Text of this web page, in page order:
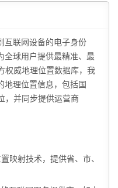
互联网设备的电子身份
全球用户提供最精准、最
权威地理位置数据库，我
地理位置信息，包括国
，并同步提供运营商
映射技术，提供省、市、